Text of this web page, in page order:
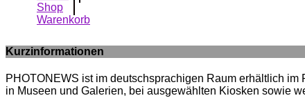
Shop
Warenkorb
Kurzinformationen
PHOTONEWS ist im deutschsprachigen Raum erhältlich im
in Museen und Galerien, bei ausgewählten Kiosken sowie